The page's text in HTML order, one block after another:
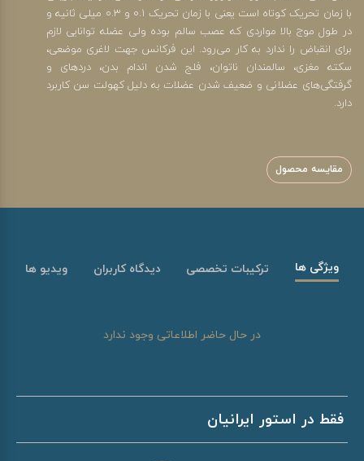
با زمان تحریک کوتاه است یعنی با زمان تحریک 0.1 و 0.3 میلی ثانیه و
در طول موج بالا مواردی که عصب سالم بوده ولی عضله توانایی لازم
برای انقباض را ندارد به کار می‌رود. این فرکانس جهت لاغری موضعی،
سکته مغزی، سالمندان ناتوان، فلج شدن اندام بدن، دردهای و
گرفتگی‌های عضلانی و ضعیف شدن عضلات به دلیل کهولت سن کاربرد
دارد.
مقایسه محصول
ویژگی ها ترکیبات تخصصی دیدگاه کاربران ویدیو ها
در حال حاضر اطلاعاتی وجود ندارد
فقط در استور ایرانیان